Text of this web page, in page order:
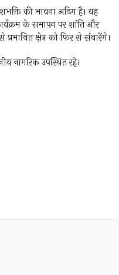
की भावना अडिग है। यह
के समापन पर शांति और
क्षेत्र को फिर से संवारेंगे।
नागरिक उपस्थित रहे।